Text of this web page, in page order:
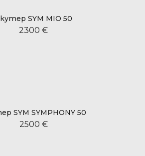
SYM MIO 50
2300 €
SYM SYMPHONY 50
2500 €